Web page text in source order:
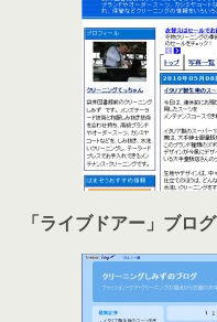
「ライブドアー」ブログ